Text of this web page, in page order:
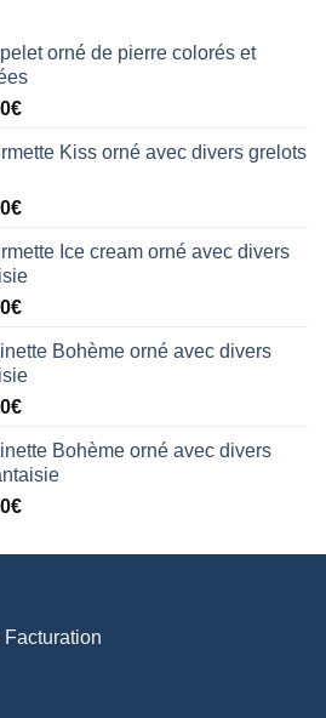
orné de pierre colorés et
€Le
actuel
19,00€.
Kiss orné avec divers grelots
€Le
actuel
est :
19,00€.
Ice cream orné avec divers
€Le
actuel
est :
19,00€.
Bohème orné avec divers
€Le
actuel
est :
19,00€.
Bohème orné avec divers
€Le
actuel
Facturation